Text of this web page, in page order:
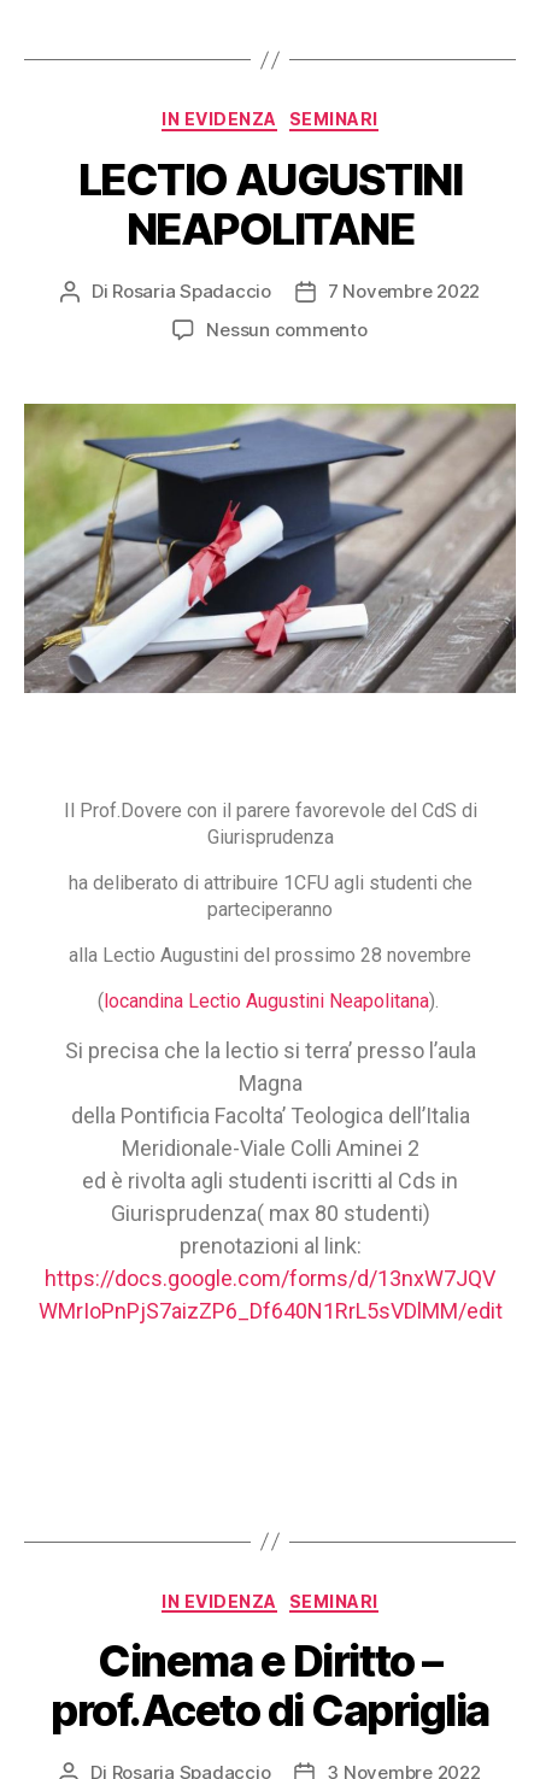
IN EVIDENZA SEMINARI
LECTIO AUGUSTINI
NEAPOLITANE
Di Rosaria Spadaccio
7 Novembre 2022
Nessun commento
Il Prof.Dovere con il parere favorevole del CdS di
Giurisprudenza
ha deliberato di attribuire 1CFU agli studenti che
parteciperanno
alla Lectio Augustini del prossimo 28 novembre
(locandina Lectio Augustini Neapolitana).
Si precisa che la lectio si terra’ presso l’aula
Magna
della Pontificia Facolta’ Teologica dell’Italia
Meridionale-Viale Colli Aminei 2
ed è rivolta agli studenti iscritti al Cds in
Giurisprudenza( max 80 studenti)
prenotazioni al link:
https://docs.google.com/forms/d/13nxW7JQV
WMrIoPnPjS7aizZP6_Df640N1RrL5sVDlMM/edit
IN EVIDENZA SEMINARI
Cinema e Diritto –
prof.Aceto di Capriglia
Di Rosaria Spadaccio 3 Novembre 2022